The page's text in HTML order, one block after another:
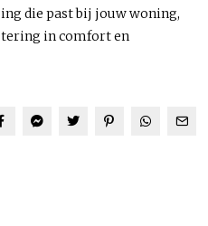
die past bij jouw woning,
in comfort en